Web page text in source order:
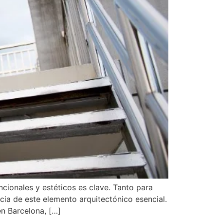
y estéticos es clave. Tanto para
de este elemento arquitectónico esencial.
Barcelona, […]